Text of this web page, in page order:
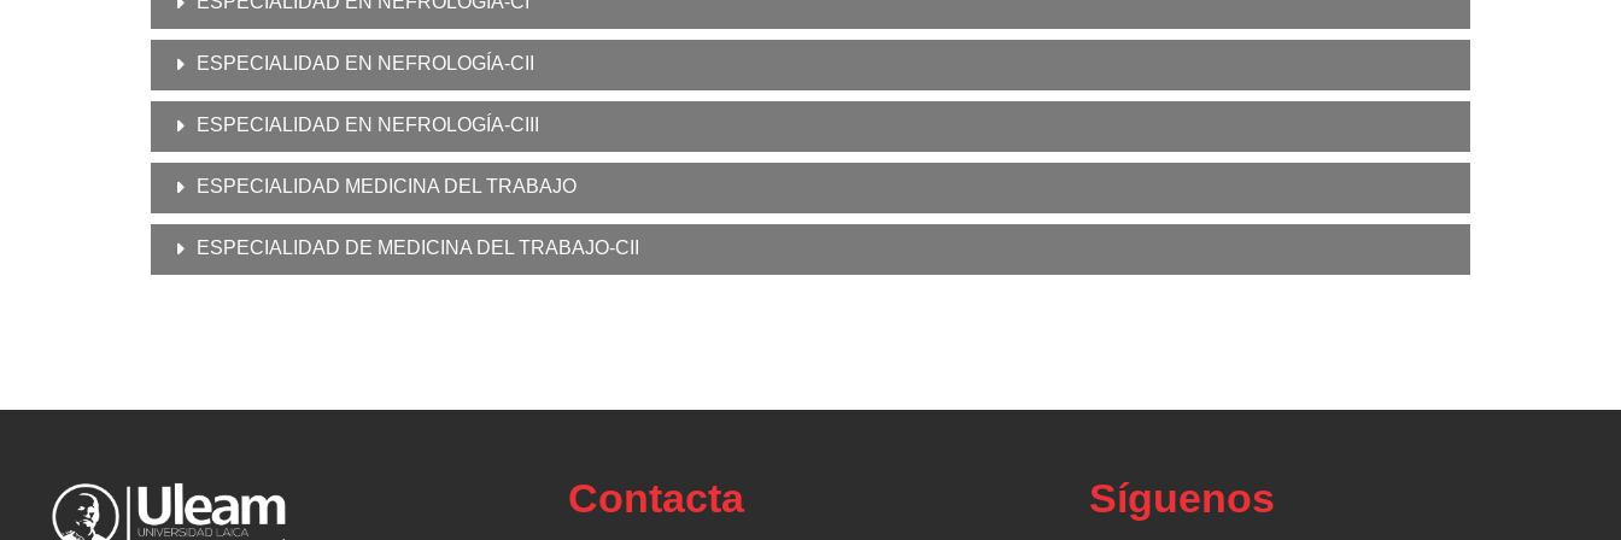
ESPECIALIDAD EN NEFROLOGÍA-CII
ESPECIALIDAD EN NEFROLOGÍA-CIII
ESPECIALIDAD MEDICINA DEL TRABAJO
ESPECIALIDAD DE MEDICINA DEL TRABAJO-CII
Contacta Síguenos